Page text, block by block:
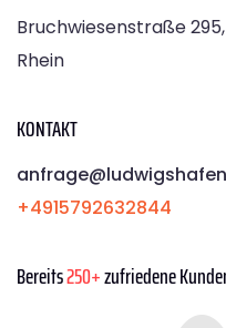
Bruchwiesenstraße
Rhein
KONTAKT
+4915792632844
Bereits250+zufriedene